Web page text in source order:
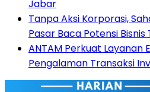
Jabar
Tanpa Aksi Korporasi,
Pasar Baca Potensi
ANTAM Perkuat Layanan
Pengalaman Transaksi